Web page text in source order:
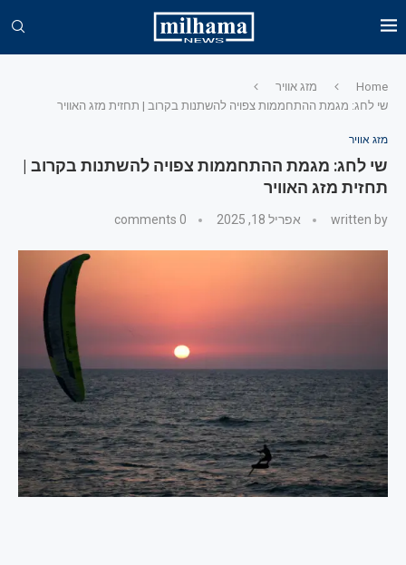
Home
מזג אוויר
שי לחג: מגמת ההתחממות צפויה להשתנות בקרוב | תחזית מזג האוויר
מזג אוויר
שי לחג: מגמת ההתחממות צפויה להשתנות בקרוב |
תחזית מזג האוויר
written by אפריל 18, 2025 0 comments